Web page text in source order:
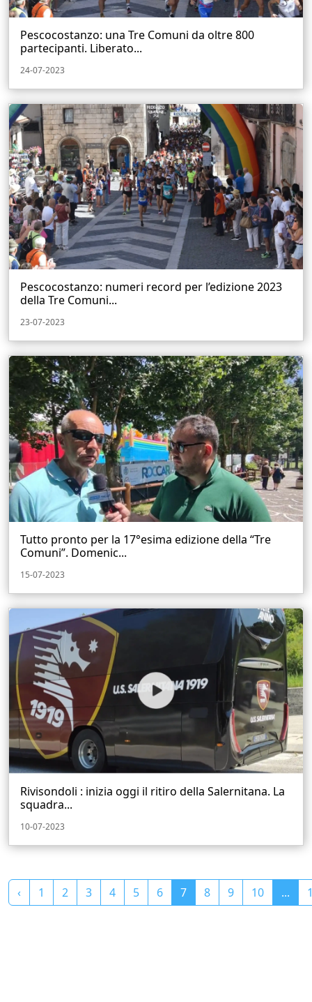
Pescocostanzo: una Tre Comuni da oltre 800
partecipanti. Liberato...
24-07-2023
Pescocostanzo: numeri record per l’edizione 2023
della Tre Comuni...
23-07-2023
Tutto pronto per la 17°esima edizione della “Tre
Comuni”. Domenic...
15-07-2023
Rivisondoli : inizia oggi il ritiro della Salernitana. La
squadra...
10-07-2023
‹ 1 2 3 4 5 6 7 8 9 10 ...